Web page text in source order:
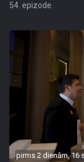
54. epizode
pirms 2 dienām, 16